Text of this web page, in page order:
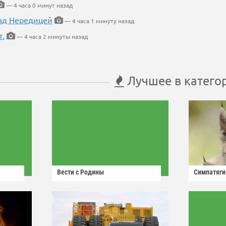
— 4 часа 0 минут назад
Нередицей — 4 часа 1 минуту назад
— 4 часа 2 минуты назад
Лучшее в
Вести с Родины Симпатяги